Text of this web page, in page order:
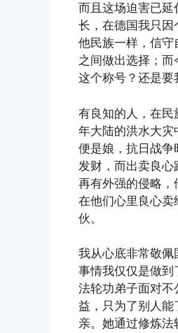
而且这场迫害已
长，在德国我只
他民族一样，信
之间做出选择；
这个称号？还是要
有良知的人，在
年大陆的洪水大
便是娘，抗日战争
发财，而出卖良
再有外强的侵略，
在他们心里良心
伙。
我从心底非常敬
事情我仅仅是做
法轮功弟子面对不
益，只为了别人
亲。她通过修炼